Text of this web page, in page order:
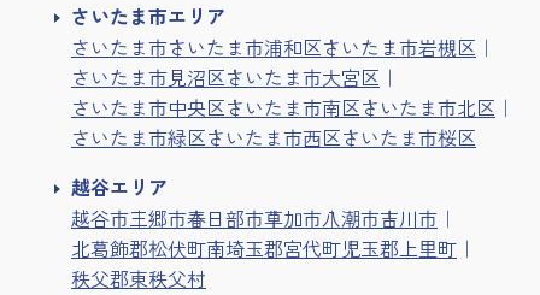
さいたま市エリア
さいたま市さいたま市浦和区さいたま市岩槻区
さいたま市見沼区さいたま市大宮区
さいたま市中央区さいたま市南区さいたま市北区
さいたま市緑区さいたま市西区さいたま市桜区
越谷エリア
越谷市三郷市春日部市草加市八潮市吉川市
北葛飾郡松伏町南埼玉郡宮代町児玉郡上里町
秩父郡東秩父村